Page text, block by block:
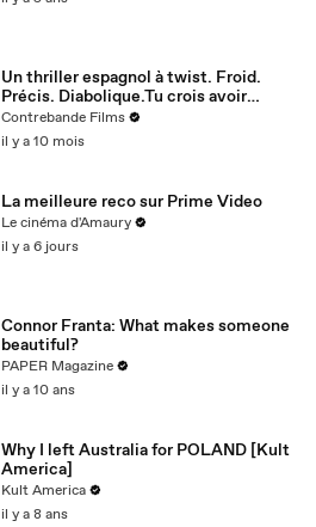
Un thriller espagnol à twist. Froid.
Précis. Diabolique.Tu crois avoir
compris ? Attends la dernière scène.
Contrebande Films
il y a 10 mois
La meilleure reco sur Prime Video
Le cinéma d'Amaury
il y a 6 jours
Connor Franta: What makes someone
beautiful?
PAPER Magazine
il y a 10 ans
Why I left Australia for POLAND [Kult
America]
Kult America
il y a 8 ans